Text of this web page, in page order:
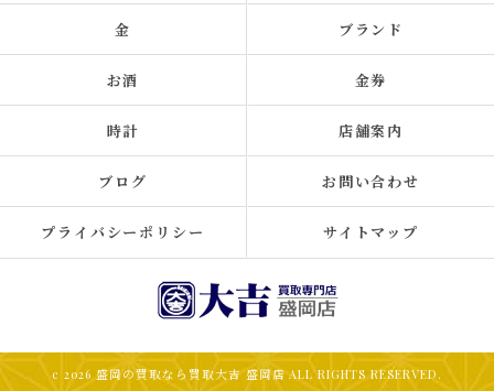
金 ブランド
お酒 金券
時計 店舗案内
ブログ お問い合わせ
プライバシーポリシー サイトマップ
c 2026 盛岡の買取なら買取大吉 盛岡店 ALL RIGHTS RESERVED.